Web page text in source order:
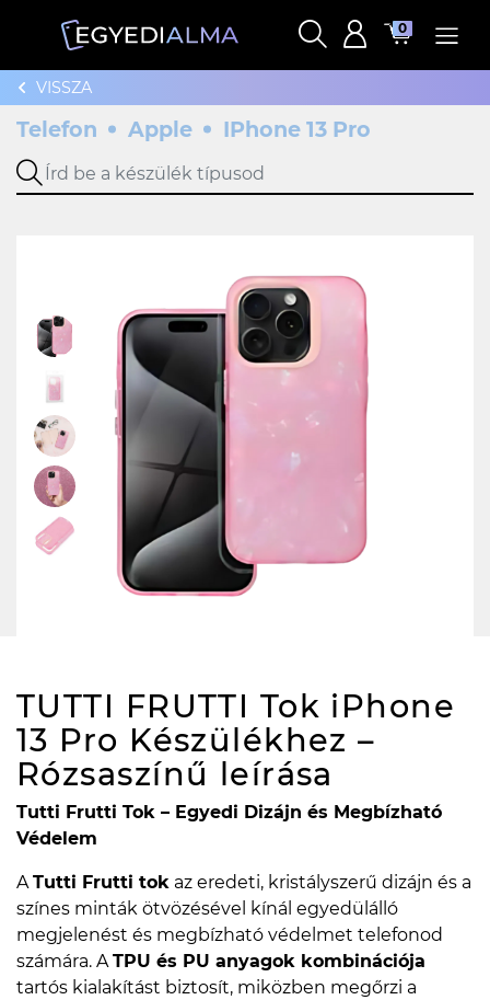
0
VISSZA
Telefon Apple IPhone 13 Pro
TUTTI FRUTTI Tok iPhone
13 Pro Készülékhez –
Rózsaszínű leírása
Tutti Frutti Tok – Egyedi Dizájn és Megbízható
Védelem
ATutti Frutti tok az eredeti, kristályszerű dizájn és a
színes minták ötvözésével kínál egyedülálló
megjelenést és megbízható védelmet telefonod
számára. ATPU és PU anyagok kombinációja
tartós kialakítást biztosít, miközben megőrzi a